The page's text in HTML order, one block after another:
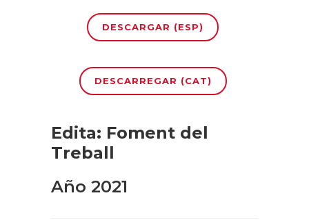
DESCARGAR (ESP)
DESCARREGAR (CAT)
Edita: Foment del
Treball
Año 2021